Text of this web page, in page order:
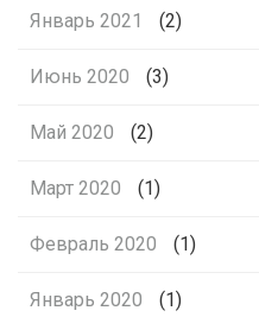
Январь 2021 (2)
Июнь 2020 (3)
Май 2020 (2)
Март 2020 (1)
Февраль 2020 (1)
Январь 2020 (1)